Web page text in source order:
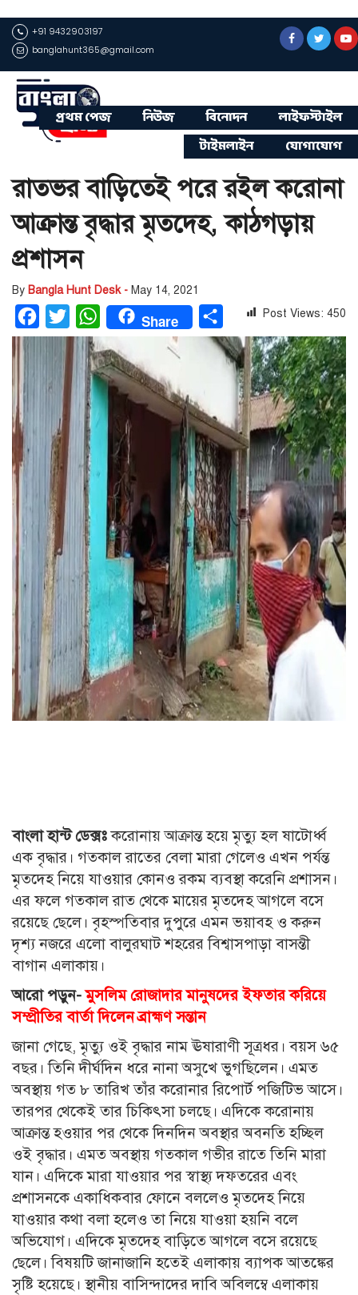
+91 9432903197
banglahunt365@gmail.com
প্রথম পেজ নিউজ বিনোদন
লাইফস্টাইল
টাইমলাইন
যোগাযোগ
রাতভর বাড়িতেই পরে রইল করোনা
আক্রান্ত বৃদ্ধার মৃতদেহ, কাঠগড়ায়
প্রশাসন
By Bangla Hunt Desk - May 14, 2021
Facebook
Twitter WhatsAppShare Share Post Views: 450
বাংলা হান্ট ডেক্সঃকরোনায় আক্রান্ত হয়ে মৃত্যু হল ষাটোর্ধ্ব
এক বৃদ্ধার। গতকাল রাতের বেলা মারা গেলেও এখন পর্যন্ত
মৃতদেহ নিয়ে যাওয়ার কোনও রকম ব্যবস্থা করেনি প্রশাসন।
এর ফলে গতকাল রাত থেকে মায়ের মৃতদেহ আগলে বসে
রয়েছে ছেলে। বৃহস্পতিবার দুপুরে এমন ভয়াবহ ও করুন
দৃশ্য নজরে এলো বালুরঘাট শহরের বিশ্বাসপাড়া বাসন্তী
বাগান এলাকায়।
আরো পড়ুন-মুসলিম রোজাদার মানুষদের ইফতার করিয়ে
সম্প্রীতির বার্তা দিলেন ব্রাহ্মণ সন্তান
জানা গেছে, মৃত্যু ওই বৃদ্ধার নাম ঊষারাণী সূত্রধর। বয়স ৬৫
বছর। তিনি দীর্ঘদিন ধরে নানা অসুখে ভুগছিলেন। এমত
অবস্থায় গত ৮ তারিখ তাঁর করোনার রিপোর্ট পজিটিভ আসে।
তারপর থেকেই তার চিকিৎসা চলছে। এদিকে করোনায়
আক্রান্ত হওয়ার পর থেকে দিনদিন অবস্থার অবনতি হচ্ছিল
ওই বৃদ্ধার। এমত অবস্থায় গতকাল গভীর রাতে তিনি মারা
যান। এদিকে মারা যাওয়ার পর স্বাস্থ্য দফতরের এবং
প্রশাসনকে একাধিকবার ফোনে বললেও মৃতদেহ নিয়ে
যাওয়ার কথা বলা হলেও তা নিয়ে যাওয়া হয়নি বলে
অভিযোগ। এদিকে মৃতদেহ বাড়িতে আগলে বসে রয়েছে
ছেলে। বিষয়টি জানাজানি হতেই এলাকায় ব্যাপক আতঙ্কের
সৃষ্টি হয়েছে। স্থানীয় বাসিন্দাদের দাবি অবিলম্বে এলাকায়